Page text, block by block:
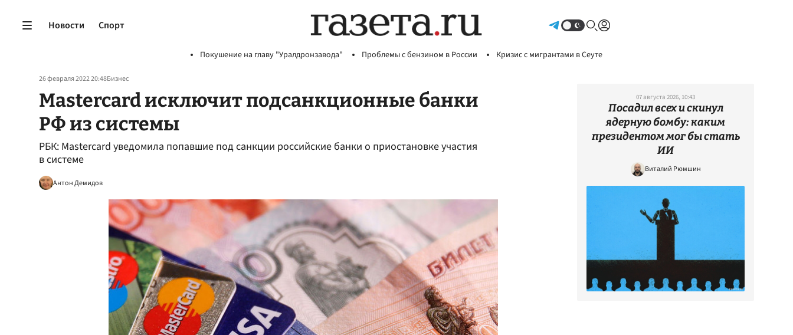
Новости Спорт
Покушение на главу "Уралдронзавода" Проблемы с бензином в России Кризис с мигрантами в Сеуте
26 февраля 2022 20:48Бизнес
Mastercard исключит подсанкционные банки
РФ из системы
РБК: Mastercard уведомила попавшие под санкции российские банки о приостановке участия
в системе
Антон Демидов
07 августа 2026, 10:43
Посадил всех и скинул
ядерную бомбу: каким
президентом мог бы стать
ИИ
Виталий Рюмшин